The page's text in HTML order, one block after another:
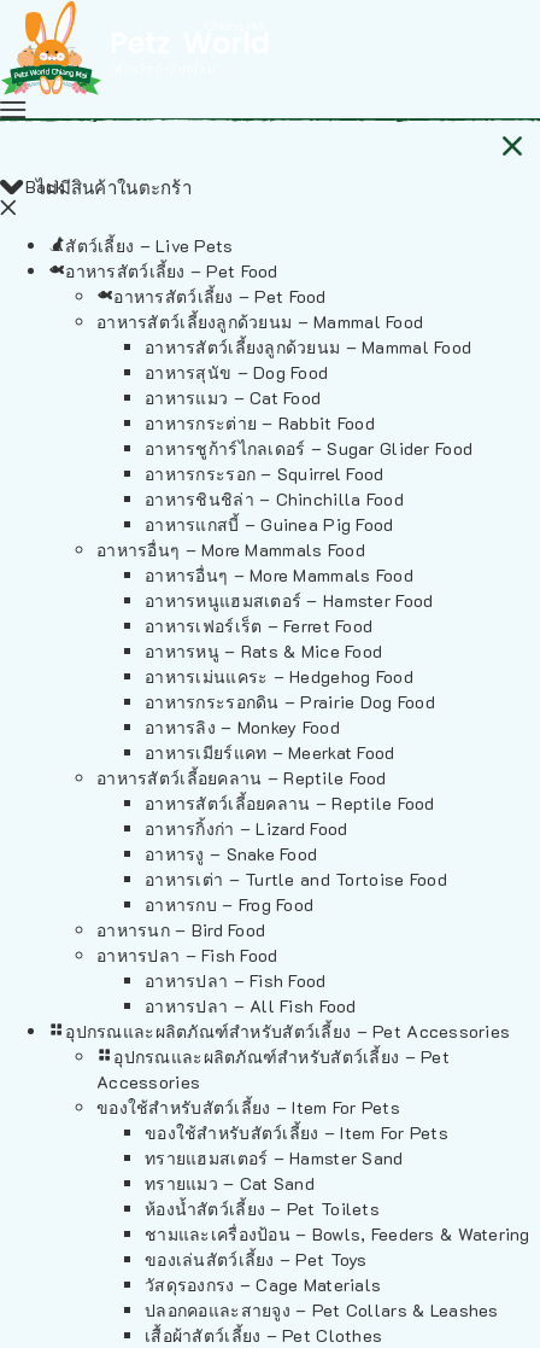
ไม่มีสินค้าในตะกร้า
Back
สัตว์เลี้ยง – Live Pets
อาหารสัตว์เลี้ยง – Pet Food
อาหารสัตว์เลี้ยง – Pet Food
อาหารสัตว์เลี้ยงลูกด้วยนม – Mammal Food
อาหารสัตว์เลี้ยงลูกด้วยนม – Mammal Food
อาหารสุนัข – Dog Food
อาหารแมว – Cat Food
อาหารกระต่าย – Rabbit Food
อาหารชูก้าร์ไกลเดอร์ – Sugar Glider Food
อาหารกระรอก – Squirrel Food
อาหารชินชิล่า – Chinchilla Food
อาหารแกสบี้ – Guinea Pig Food
อาหารอื่นๆ – More Mammals Food
อาหารอื่นๆ – More Mammals Food
อาหารหนูแฮมสเตอร์ – Hamster Food
อาหารเฟอร์เร็ต – Ferret Food
อาหารหนู – Rats & Mice Food
อาหารเม่นแคระ – Hedgehog Food
อาหารกระรอกดิน – Prairie Dog Food
อาหารลิง – Monkey Food
อาหารเมียร์แคท – Meerkat Food
อาหารสัตว์เลี้อยคลาน – Reptile Food
อาหารสัตว์เลี้อยคลาน – Reptile Food
อาหารกิ้งก่า – Lizard Food
อาหารงู – Snake Food
อาหารเต่า – Turtle and Tortoise Food
อาหารกบ – Frog Food
อาหารนก – Bird Food
อาหารปลา – Fish Food
อาหารปลา – Fish Food
อาหารปลา – All Fish Food
อุปกรณและผลิตภัณฑ์สำหรับสัตว์เลี้ยง – Pet Accessories
อุปกรณและผลิตภัณฑ์สำหรับสัตว์เลี้ยง – Pet
Accessories
ของใช้สำหรับสัตว์เลี้ยง – Item For Pets
ของใช้สำหรับสัตว์เลี้ยง – Item For Pets
ทรายแฮมสเตอร์ – Hamster Sand
ทรายแมว – Cat Sand
ห้องน้ำสัตว์เลี้ยง – Pet Toilets
ชามและเครื่องป้อน – Bowls, Feeders & Watering
ของเล่นสัตว์เลี้ยง – Pet Toys
วัสดุรองกรง – Cage Materials
ปลอกคอและสายจูง – Pet Collars & Leashes
เสื้อผ้าสัตว์เลี้ยง – Pet Clothes